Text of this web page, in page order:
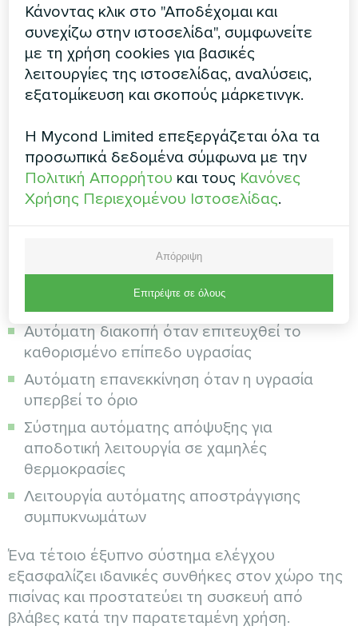
υγροστάτη για ακριβή ρύθμιση και αυτόματη
διατήρηση της υγρασίας, καθώς και κινητήρες
DC που εξασφαλίζουν αθόρυβη και ενεργειακά
αποδοτική λειτουργία.
αυτοματισμοί αφυγραντήρα
Οι αφυγραντήρες Mycond MBA-G έχουν
σχεδιαστεί για συνεχή λειτουργία, κάτι
εξάτμιση είναι συνεχής. Οι αυτοματισμοί
προσφέρουν έξυπνη διαχείριση της
Αυτόματη διακοπή όταν επιτευχθεί το
καθορισμένο επίπεδο υγρασίας
Αυτόματη επανεκκίνηση όταν η υγρασία
υπερβεί το όριο
Σύστημα αυτόματης απόψυξης για
αποδοτική λειτουργία σε χαμηλές
θερμοκρασίες
Λειτουργία αυτόματης αποστράγγισης
συμπυκνωμάτων
Ένα τέτοιο έξυπνο σύστημα ελέγχου
εξασφαλίζει ιδανικές συνθήκες στον χώρο της
πισίνας και προστατεύει τη συσκευή από
βλάβες κατά την παρατεταμένη χρήση.
Κάνοντας κλικ στο "Αποδέχομαι και
συνεχίζω στην ιστοσελίδα", συμφωνείτε
με τη χρήση cookies για βασικές
λειτουργίες της ιστοσελίδας, αναλύσεις,
εξατομίκευση και σκοπούς μάρκετινγκ.
Η Mycond Limited επεξεργάζεται όλα τα
προσωπικά δεδομένα σύμφωνα με την
Πολιτική Απορρήτου και τους Κανόνες
Χρήσης Περιεχομένου Ιστοσελίδας.
Απόρριψη
Επιτρέψτε σε όλους